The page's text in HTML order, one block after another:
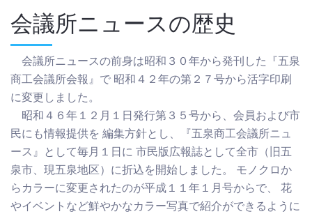
会議所ニュースの歴史
会議所ニュースの前身は昭和３０年から発刊した『五泉
商工会議所会報』で 昭和４２年の第２７号から活字印刷
に変更しました。
昭和４６年１２月１日発行第３５号から、会員および市
民にも情報提供を 編集方針とし、『五泉商工会議所ニュ
ース』として毎月１日に 市民版広報誌として全市（旧五
泉市、現五泉地区）に折込を開始しました。 モノクロか
らカラーに変更されたのが平成１１年１月号からで、 花
やイベントなど鮮やかなカラー写真で紹介ができるように